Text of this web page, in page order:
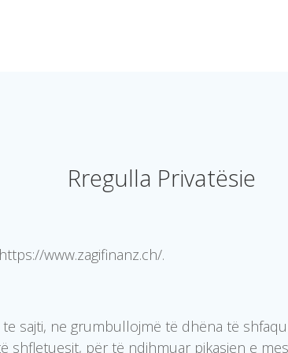
Rregulla Privatësie
www.zagifinanz.ch/.
sajti, ne grumbullojmë të dhëna të
shfletuesit, për të ndihmuar pikasjen e